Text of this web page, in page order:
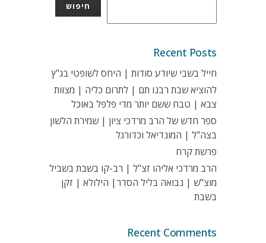
חיפוש
Recent Posts
חייל בשבי שיודע סודות | היחס לשופטי בג"ץ
להוציא שבת רבנו תם | לתרום כליה | מצוות
צבא | טבח ששם יותר מדי פלפל באוכל
ספר חדש של הרב מרדכי ציון | שמירת הלשון
בצה"ל | המונדיאל וכדורגל
פרשת קרח
הרב מרדכי אליהו זצ"ל | רב-קו בשבת בשביל
מוצ"ש | נבואה בליל הסדר| הילולא | זקן
בשבת
Recent Comments